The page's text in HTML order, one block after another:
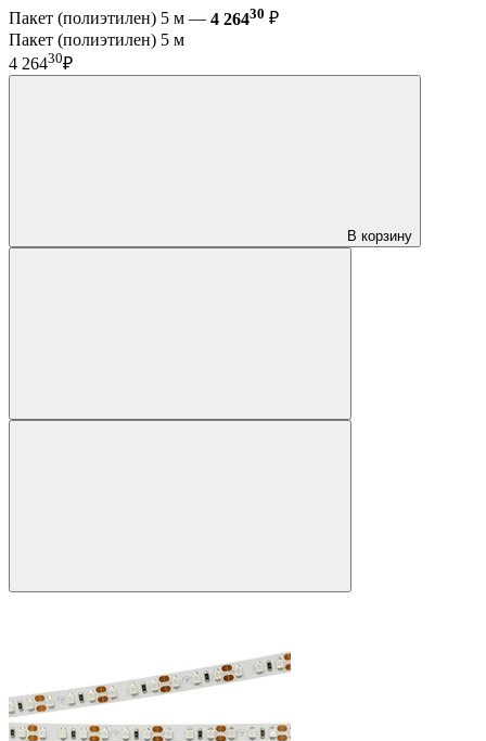
Пакет (полиэтилен) 5 м — 4 26430 ₽
Пакет (полиэтилен) 5 м
4 26430₽
В корзину